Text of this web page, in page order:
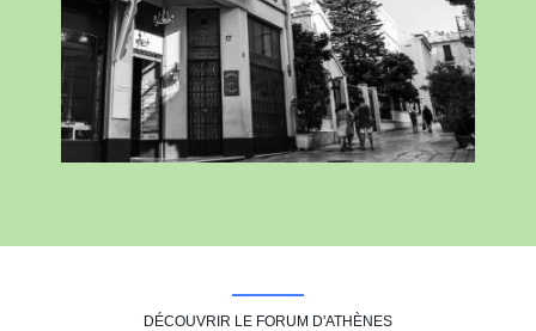
DÉCOUVRIR LE FORUM D'ATHÈNES